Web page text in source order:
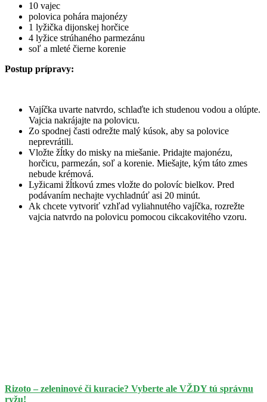
10 vajec
polovica pohára majonézy
1 lyžička dijonskej horčice
4 lyžice strúhaného parmezánu
soľ a mleté čierne korenie
Postup prípravy:
Vajíčka uvarte natvrdo, schlaďte ich studenou vodou a olúpte.
Vajcia nakrájajte na polovicu.
Zo spodnej časti odrežte malý kúsok, aby sa polovice
neprevrátili.
Vložte žĺtky do misky na miešanie. Pridajte majonézu,
horčicu, parmezán, soľ a korenie. Miešajte, kým táto zmes
nebude krémová.
Lyžicami žĺtkovú zmes vložte do polovíc bielkov. Pred
podávaním nechajte vychladnúť asi 20 minút.
Ak chcete vytvoriť vzhľad vyliahnutého vajíčka, rozrežte
vajcia natvrdo na polovicu pomocou cikcakovitého vzoru.
Rizoto – zeleninové či kuracie? Vyberte ale VŽDY tú správnu
ryžu!